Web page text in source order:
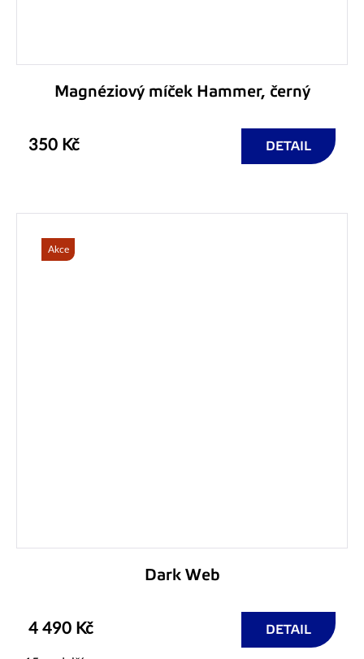
Magnéziový míček Hammer, černý
350 Kč DETAIL
Akce
Dark Web
4 490 Kč DETAIL